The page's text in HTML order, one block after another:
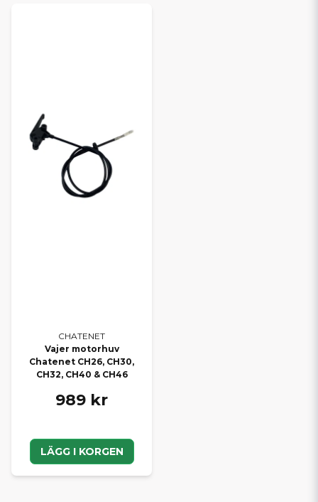
CHATENET
Vajer motorhuv
Chatenet CH26, CH30,
CH32, CH40 & CH46
989 kr
LÄGG I KORGEN